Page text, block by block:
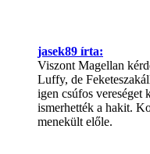
jasek89 írta:
Viszont Magellan
Luffy, de
igen csúfos vereséget
ismerhették a hakit.
menekült előle.